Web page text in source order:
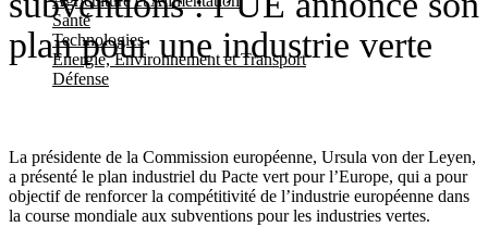
Santé
Technologies
Energie, Environnement et Transport
Défense
plan pour une industrie verte
La présidente de la Commission européenne, Ursula von der Leyen,
a présenté le plan industriel du Pacte vert pour l’Europe, qui a pour
objectif de renforcer la compétitivité de l’industrie européenne dans
la course mondiale aux subventions pour les industries vertes.